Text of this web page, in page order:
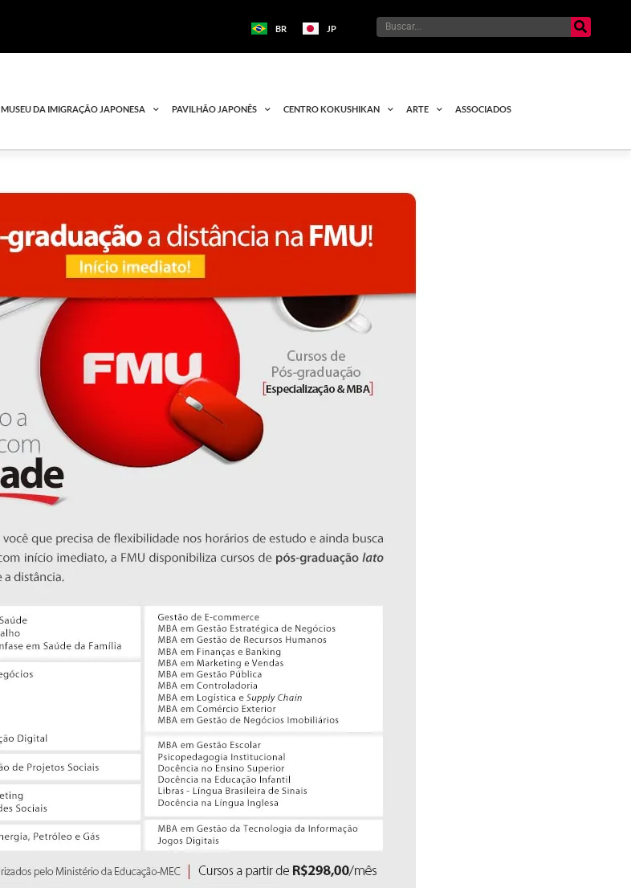
BR JP
MUSEU DA IMIGRAÇÃO JAPONESA PAVILHÃO JAPONÊS CENTRO KOKUSHIKAN ARTE ASSOCIADOS